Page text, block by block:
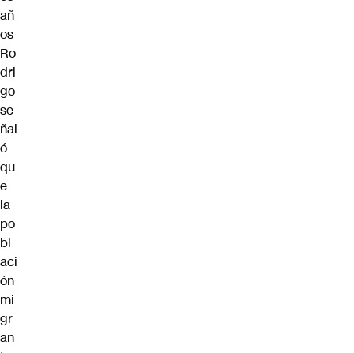
añ
os
Ro
dri
go
se
ñal
ó
qu
e
la
po
bl
aci
ón
mi
gr
an